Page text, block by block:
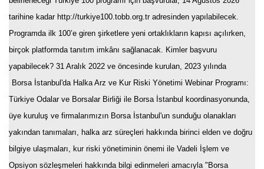
tarihine kadar http://turkiye100.tobb.org.tr adresinden yapılabilecek.
Programda ilk 100’e giren şirketlere yeni ortaklıkların kapısı açılırken,
birçok platformda tanıtım imkânı sağlanacak. Kimler başvuru
yapabilecek? 31 Aralık 2022 ve öncesinde kurulan, 2023 yılında
Borsa İstanbul'da Halka Arz ve Kur Riski Yönetimi Webinar Programı:
Türkiye Odalar ve Borsalar Birliği ile Borsa İstanbul koordinasyonunda,
üye kuruluş ve firmalarımızın Borsa İstanbul'un sunduğu olanakları
yakından tanımaları, halka arz süreçleri hakkında birinci elden ve doğru
bilgiye ulaşmaları, kur riski yönetiminin önemi ile Vadeli İşlem ve
Opsiyon sözleşmeleri hakkında bilgi edinmeleri amacıyla "Borsa